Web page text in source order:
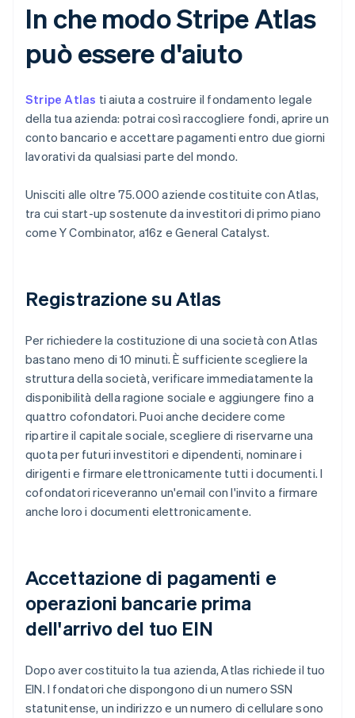
In che modo Stripe Atlas
può essere d'aiuto
Stripe Atlas ti aiuta a costruire il fondamento legale
della tua azienda: potrai così raccogliere fondi, aprire un
conto bancario e accettare pagamenti entro due giorni
lavorativi da qualsiasi parte del mondo.
Unisciti alle oltre 75.000 aziende costituite con Atlas,
tra cui start-up sostenute da investitori di primo piano
come Y Combinator, a16z e General Catalyst.
Registrazione su Atlas
Per richiedere la costituzione di una società con Atlas
bastano meno di 10 minuti. È sufficiente scegliere la
struttura della società, verificare immediatamente la
disponibilità della ragione sociale e aggiungere fino a
quattro cofondatori. Puoi anche decidere come
ripartire il capitale sociale, scegliere di riservarne una
quota per futuri investitori e dipendenti, nominare i
dirigenti e firmare elettronicamente tutti i documenti. I
cofondatori riceveranno un'email con l'invito a firmare
anche loro i documenti elettronicamente.
Accettazione di pagamenti e
operazioni bancarie prima
dell'arrivo del tuo EIN
Dopo aver costituito la tua azienda, Atlas richiede il tuo
EIN. I fondatori che dispongono di un numero SSN
statunitense, un indirizzo e un numero di cellulare sono